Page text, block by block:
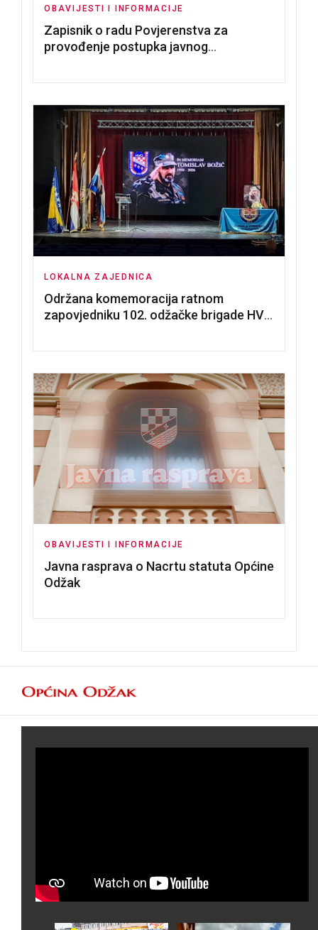
OBAVIJESTI I INFORMACIJE
Zapisnik o radu Povjerenstva za
provođenje postupka javnog
LOKALNA ZAJEDNICA
Održana komemoracija ratnom
zapovjedniku 102. odžačke brigade HVO
OBAVIJESTI I INFORMACIJE
Javna rasprava o Nacrtu statuta Općine
Odžak